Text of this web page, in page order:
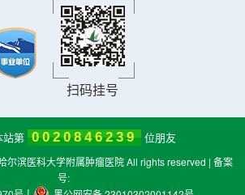
扫码挂号
站第 0020846239 位朋友
滨医科大学附属肿瘤医院 All rights reserved | 备案
号: